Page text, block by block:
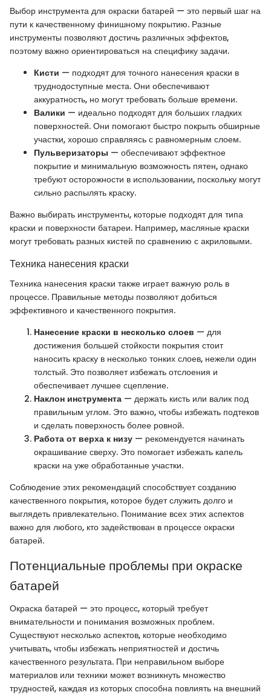
Выбор инструмента для окраски батарей — это первый шаг на
пути к качественному финишному покрытию. Разные
инструменты позволяют достичь различных эффектов,
поэтому важно ориентироваться на специфику задачи.
Кисти — подходят для точного нанесения краски в
труднодоступные места. Они обеспечивают
аккуратность, но могут требовать больше времени.
Валики — идеально подходят для больших гладких
поверхностей. Они помогают быстро покрыть обширные
участки, хорошо справляясь с равномерным слоем.
Пульверизаторы — обеспечивают эффектное
покрытие и минимальную возможность пятен, однако
требуют осторожности в использовании, поскольку могут
сильно распылять краску.
Важно выбирать инструменты, которые подходят для типа
краски и поверхности батареи. Например, масляные краски
могут требовать разных кистей по сравнению с акриловыми.
Техника нанесения краски
Техника нанесения краски также играет важную роль в
процессе. Правильные методы позволяют добиться
эффективного и качественного покрытия.
Нанесение краски в несколько слоев — для
достижения большей стойкости покрытия стоит
наносить краску в несколько тонких слоев, нежели один
толстый. Это позволяет избежать отслоения и
обеспечивает лучшее сцепление.
Наклон инструмента — держать кисть или валик под
правильным углом. Это важно, чтобы избежать подтеков
и сделать поверхность более ровной.
Работа от верха к низу — рекомендуется начинать
окрашивание сверху. Это помогает избежать капель
краски на уже обработанные участки.
Соблюдение этих рекомендаций способствует созданию
качественного покрытия, которое будет служить долго и
выглядеть привлекательно. Понимание всех этих аспектов
важно для любого, кто задействован в процессе окраски
батарей.
Потенциальные проблемы при окраске
батарей
Окраска батарей — это процесс, который требует
внимательности и понимания возможных проблем.
Существуют несколько аспектов, которые необходимо
учитывать, чтобы избежать неприятностей и достичь
качественного результата. При неправильном выборе
материалов или техники может возникнуть множество
трудностей, каждая из которых способна повлиять на внешний